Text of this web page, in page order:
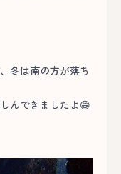
冬は南の方が落ち
んできましたよ😁